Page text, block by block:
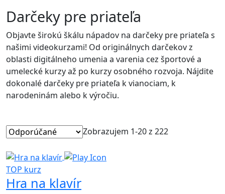
Darčeky pre priateľa
Objavte širokú škálu nápadov na darčeky pre priateľa s
našimi videokurzami! Od originálnych darčekov z
oblasti digitálneho umenia a varenia cez športové a
umelecké kurzy až po kurzy osobného rozvoja. Nájdite
dokonalé darčeky pre priateľa k vianociam, k
narodeninám alebo k výročiu.
Zobrazujem 1-20 z 222
TOP kurz
Hra na klavír